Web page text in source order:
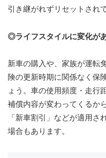
引き継がれずリセットされ
◎ライフスタイルに変化が
新車の購入や、家族が運転
険の更新時期に関係なく保
ょう。車の使用頻度・走行
補償内容が変わってくるか
「新車割引」などが適用さ
場合もあります。